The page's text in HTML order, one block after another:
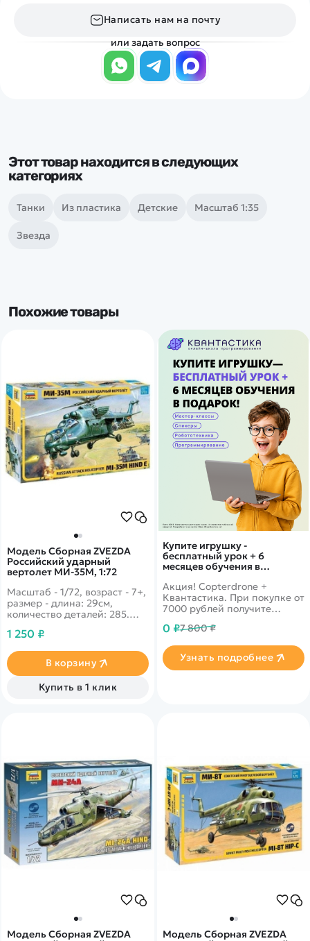
Написать нам на почту
или задать вопрос
Этот товар находится в следующих
категориях
Танки Из пластика Детские Масштаб 1:35
Звезда
Похожие товары
Купите игрушку -
бесплатный урок + 6
месяцев обучения в
Акция! Copterdrone +
Квантастика. При покупке от
7000 рублей получите
нашего партнера
0 ₽7 800 ₽
Узнать подробнее
Модель Сборная ZVEZDA
Российский ударный
вертолет МИ-35М, 1:72
Масштаб - 1/72, возраст - 7+,
размер - длина: 29см,
количество деталей: 285.
вертолёт, отличается
боевым арсеналом, более
высокой точностью.
Явлёяется продолжением
МИ-24.
1 250 ₽
В корзину
Купить в 1 клик
Модель Сборная ZVEZDA
Модель Сборная ZVEZDA